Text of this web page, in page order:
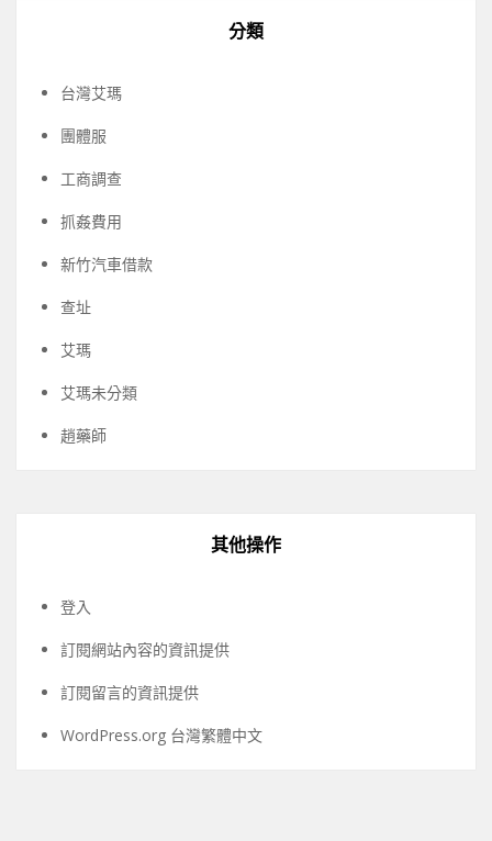
分類
台灣艾瑪
團體服
工商調查
抓姦費用
新竹汽車借款
查址
艾瑪
艾瑪未分類
趙藥師
其他操作
登入
訂閱網站內容的資訊提供
訂閱留言的資訊提供
WordPress.org 台灣繁體中文